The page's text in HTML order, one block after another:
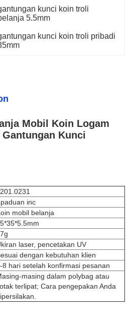
kunci koin troli
5.5mm
kunci koin troli pribadi
Mobil Koin Logam
Kunci
paduan inc
mobil belanja
laser, pencetakan UV
dengan kebutuhan klien
8 hari setelah konfirmasi pesanan
masing dalam polybag atau
terlipat; Cara pengepakan Anda